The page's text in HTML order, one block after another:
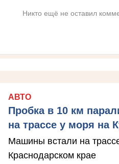
Никто ещё не оставил
АВТО
Пробка в 10 км
на трассе у моря на
Машины встали на
Краснодарском крае